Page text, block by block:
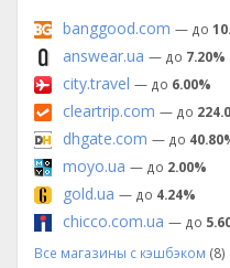
banggood.com — до
answear.ua — до 7.20%
city.travel — до 6.00%
cleartrip.com — до
dhgate.com — до
moyo.ua — до 2.00%
gold.ua — до 4.24%
chicco.com.ua — до
Все магазины с кэшбэком (8)